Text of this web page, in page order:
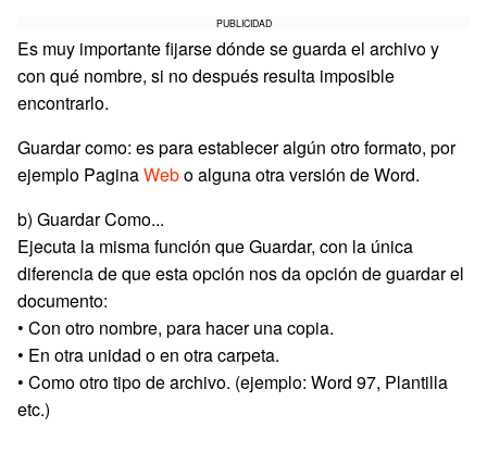
PUBLICIDAD
Es muy importante fijarse dónde se guarda el archivo y
con qué nombre, si no después resulta imposible
encontrarlo.
Guardar como: es para establecer algún otro formato, por
ejemplo PaginaWebo alguna otra versión de Word.
b) Guardar Como...
Ejecuta la misma función que Guardar, con la única
diferencia de que esta opción nos da opción de guardar el
documento:
• Con otro nombre, para hacer una copia.
• En otra unidad o en otra carpeta.
• Como otro tipo de archivo. (ejemplo: Word 97, Plantilla
etc.)